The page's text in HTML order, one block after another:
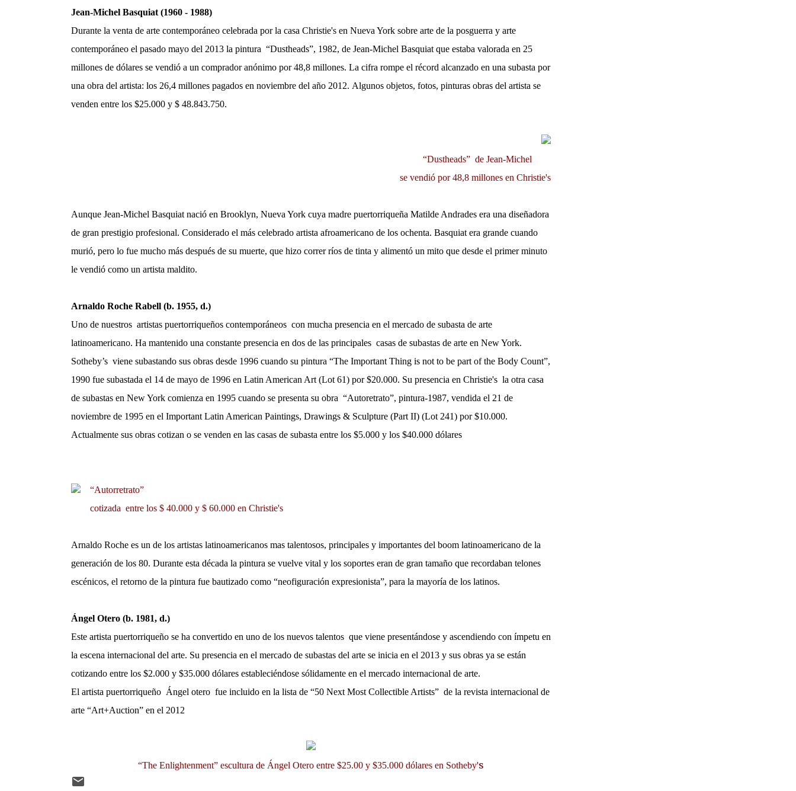
Jean-Michel Basquiat (1960 - 1988)
Durante la venta de arte contemporáneo celebrada por la casa Christie's en Nueva York sobre arte de la posguerra y arte
contemporáneo el pasado mayo del 2013 la pintura “Dustheads”, 1982, de Jean-Michel Basquiat que estaba valorada en 25
millones de dólares se vendió a un comprador anónimo por 48,8 millones. La cifra rompe el récord alcanzado en una subasta por
una obra del artista: los 26,4 millones pagados en noviembre del año 2012. Algunos objetos, fotos, pinturas obras del artista se
venden entre los $25.000 y $ 48.843.750.
“Dustheads” de Jean-Michel
se vendió por 48,8 millones en Christie's
Aunque Jean-Michel Basquiat nació en Brooklyn, Nueva York cuya madre puertorriqueña Matilde Andrades era una diseñadora
de gran prestigio profesional. Considerado el más celebrado artista afroamericano de los ochenta. Basquiat era grande cuando
murió, pero lo fue mucho más después de su muerte, que hizo correr ríos de tinta y alimentó un mito que desde el primer minuto
le vendió como un artista maldito.
Arnaldo Roche Rabell (b. 1955, d.)
Uno de nuestros artistas puertorriqueños contemporáneos con mucha presencia en el mercado de subasta de arte
latinoamericano. Ha mantenido una constante presencia en dos de las principales casas de subastas de arte en New York.
Sotheby’s viene subastando sus obras desde 1996 cuando su pintura “The Important Thing is not to be part of the Body Count”,
1990 fue subastada el 14 de mayo de 1996 en Latin American Art (Lot 61) por $20.000. Su presencia en Christie's la otra casa
de subastas en New York comienza en 1995 cuando se presenta su obra “Autoretrato”, pintura-1987, vendida el 21 de
noviembre de 1995 en el Important Latin American Paintings, Drawings & Sculpture (Part II) (Lot 241) por $10.000.
Actualmente sus obras cotizan o se venden en las casas de subasta entre los $5.000 y los $40.000 dólares
“Autorretrato”
cotizada entre los $ 40.000 y $ 60.000 en Christie's
Arnaldo Roche es un de los artistas latinoamericanos mas talentosos, principales y importantes del boom latinoamericano de la
generación de los 80. Durante esta década la pintura se vuelve vital y los soportes eran de gran tamaño que recordaban telones
escénicos, el retorno de la pintura fue bautizado como “neofiguración expresionista”, para la mayoría de los latinos.
Ángel Otero (b. 1981, d.)
Este artista puertorriqueño se ha convertido en uno de los nuevos talentos que viene presentándose y ascendiendo con ímpetu en
la escena internacional del arte. Su presencia en el mercado de subastas del arte se inicia en el 2013 y sus obras ya se están
cotizando entre los $2.000 y $35.000 dólares estableciéndose sólidamente en el mercado internacional de arte.
El artista puertorriqueño Ángel otero fue incluido en la lista de “50 Next Most Collectible Artists” de la revista internacional de
arte “Art+Auction” en el 2012
“The Enlightenment” escultura de Ángel Otero entre $25.00 y $35.000 dólares en Sotheby's